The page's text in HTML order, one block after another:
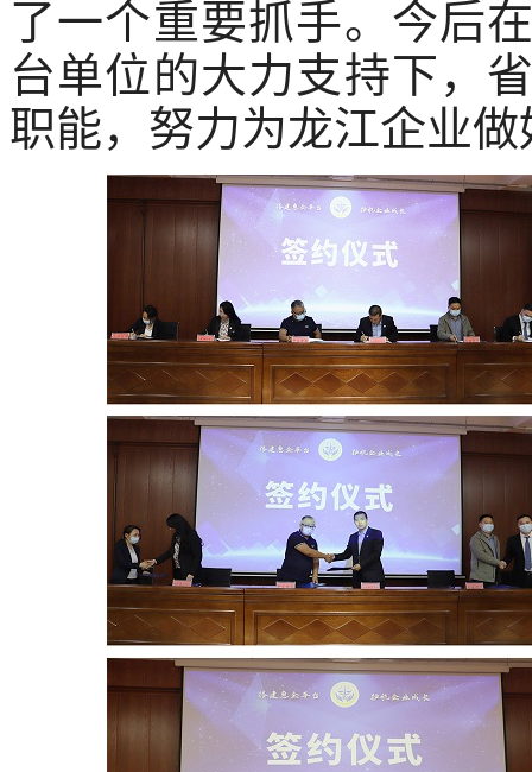
了一个重要抓手。今后
台单位的大力支持下，
职能，努力为龙江企业